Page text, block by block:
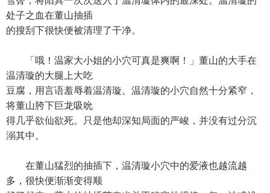
处子之血在董山抽插
的搜刮下很快便被清理了干净。
「哦！温家大小姐的小穴可真是爽啊！」董山的大手在
温清璇的大腿上大吃
豆腐，用言语羞辱着温清璇。温清璇的小穴自然十分紧窄，
将董山胯下巨龙吸吮
得几乎欲仙欲死。只是他却深知局面的严峻，并没有过分沉
溺其中。
在董山猛烈的抽插下，温清璇小穴中的爱液也越流越
多，很快便渐渐变得顺